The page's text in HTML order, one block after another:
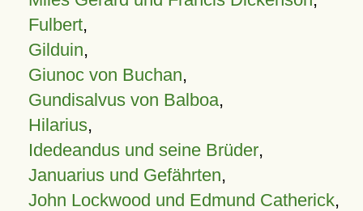
Fulbert,
Gilduin,
Giunoc von Buchan,
Gundisalvus von Balboa,
Hilarius,
Idedeandus und seine Brüder,
Januarius und Gefährten,
John Lockwood und Edmund Catherick,